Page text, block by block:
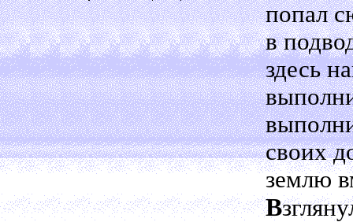
попал
в
здесь
своих
землю
В